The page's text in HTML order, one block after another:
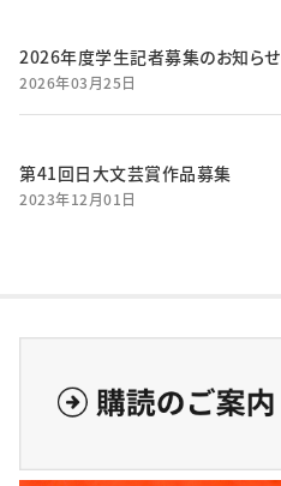
2026年度学生記者募集のお知らせ
2026年03月25日
第41回日大文芸賞作品募集
2023年12月01日